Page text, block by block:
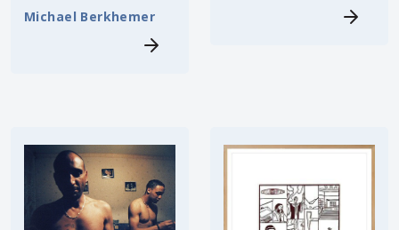
Michael Berkhemer